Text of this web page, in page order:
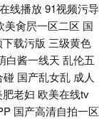
线播放91视频污导
美肏屄一区二区 国
载污版 三级黄色
白酱一线天 乱伦五
碰 国产乱女乱 成人
肥老妇 欧美在线tv
国产高清自拍一区